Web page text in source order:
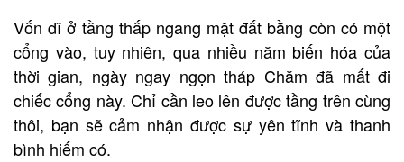
Vốn dĩ ở tầng thấp ngang mặt đất bằng còn có một
cổng vào, tuy nhiên, qua nhiều năm biến hóa của
thời gian, ngày ngay ngọn tháp Chăm đã mất đi
chiếc cổng này. Chỉ cần leo lên được tầng trên cùng
thôi, bạn sẽ cảm nhận được sự yên tĩnh và thanh
bình hiếm có.